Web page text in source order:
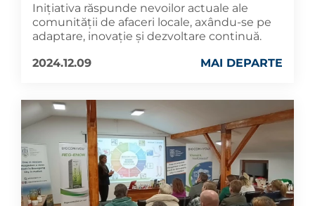
Inițiativa răspunde nevoilor actuale ale
comunității de afaceri locale, axându-se pe
adaptare, inovație și dezvoltare continuă.
2024.12.09
MAI DEPARTE